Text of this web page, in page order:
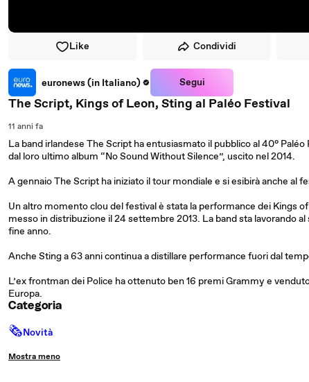
Like Condividi
euronews (in Italiano) Segui
The Script, Kings of Leon, Sting al Paléo Festival
11 anni fa
La band irlandese The Script ha entusiasmato il pubblico al 40°
dal loro ultimo album “No Sound Without Silence”, uscito nel 2014.
A gennaio The Script ha iniziato il tour mondiale e si esibirà anche al
Un altro momento clou del festival è stata la performance dei Kings
messo in distribuzione il 24 settembre 2013. La band sta lavorando
fine anno.
Anche Sting a 63 anni continua a distillare performance fuori dal
L’ex frontman dei Police ha ottenuto ben 16 premi Grammy e
Europa.
Categoria
🗞Novità
Mostra meno